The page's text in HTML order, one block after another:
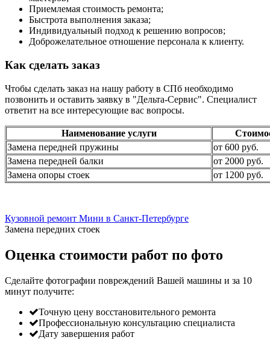
Приемлемая стоимость ремонта;
Быстрота выполнения заказа;
Индивидуальный подход к решению вопросов;
Доброжелательное отношение персонала к клиенту.
Как сделать заказ
Чтобы сделать заказ на нашу работу в СПб необходимо
позвонить и оставить заявку в "Дельта-Сервис". Специалист
ответит на все интересующие вас вопросы.
Наименование услуги
Замена передней пружины
от 600 руб.
Замена передней балки
от 2000 руб.
Замена опоры стоек
от 1200 руб.
Кузовной ремонт Мини в Санкт-Петербурге
Замена передних стоек
Оценка стоимости работ по фото
Сделайте фотографии повреждений Вашей машины и за 10
минут получите:
Точную цену восстановительного ремонта
Профессиональную консультацию специалиста
Дату завершения работ